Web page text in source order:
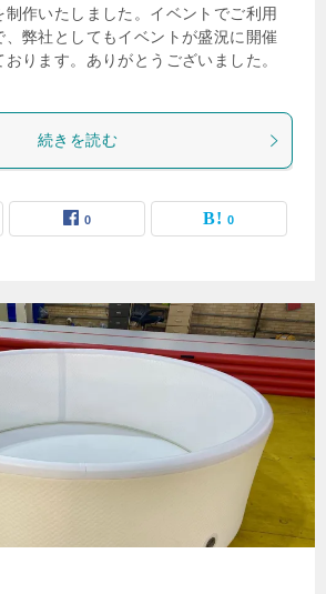
制作いたしました。イベントでご利用
、弊社としてもイベントが盛況に開催
ります。ありがとうございました。
続きを読む
0 0